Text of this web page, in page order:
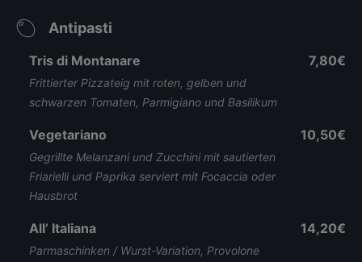
Antipasti
Tris di Montanare
Frittierter Pizzateig mit roten, gelben und
schwarzen Tomaten, Parmigiano und Basilikum
7,80€
Vegetariano
Gegrillte Melanzani und Zucchini mit sautierten
Friarielli und Paprika serviert mit Focaccia oder
Hausbrot
10,50€
All’ Italiana
Parmaschinken / Wurst-Variation, Provolone
14,20€